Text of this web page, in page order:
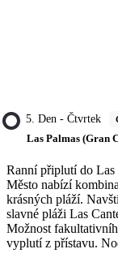
5. Den - Čtvrtek
Las Palmas (Gran
Ranní připlutí do Las
Město nabízí
krásných pláží.
slavné pláži Las
Možnost
vyplutí z přístavu.